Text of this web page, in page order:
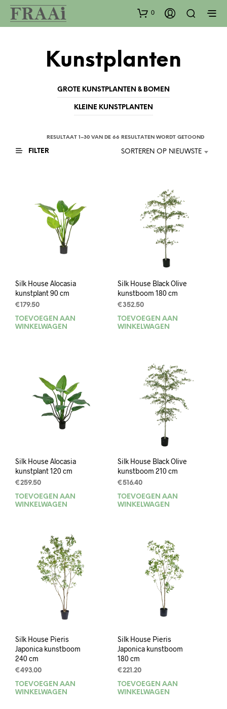
0
Kunstplanten
GROTE KUNSTPLANTEN & BOMEN
KLEINE KUNSTPLANTEN
RESULTAAT 1–30 VAN DE 66 RESULTATEN WORDT GETOOND
FILTER SORTEREN OP NIEUWSTE
Silk House Alocasia
kunstplant 90 cm
€ 179.50
TOEVOEGEN AAN
WINKELWAGEN
Silk House Black Olive
kunstboom 180 cm
€352.50
TOEVOEGEN AAN
WINKELWAGEN
Silk House Alocasia
kunstplant 120 cm
€259.50
TOEVOEGEN AAN
WINKELWAGEN
Silk House Black Olive
kunstboom 210 cm
€516.40
TOEVOEGEN AAN
WINKELWAGEN
Silk House Pieris
Japonica kunstboom
240 cm
€493.00
TOEVOEGEN AAN
WINKELWAGEN
Silk House Pieris
Japonica kunstboom
180 cm
€221.20
TOEVOEGEN AAN
WINKELWAGEN